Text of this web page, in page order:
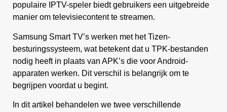
populaire IPTV-speler biedt gebruikers een uitgebreide
manier om televisiecontent te streamen.
Samsung Smart TV’s werken met het Tizen-
besturingssysteem, wat betekent dat u TPK-bestanden
nodig heeft in plaats van APK’s die voor Android-
apparaten werken. Dit verschil is belangrijk om te
begrijpen voordat u begint.
In dit artikel behandelen we twee verschillende